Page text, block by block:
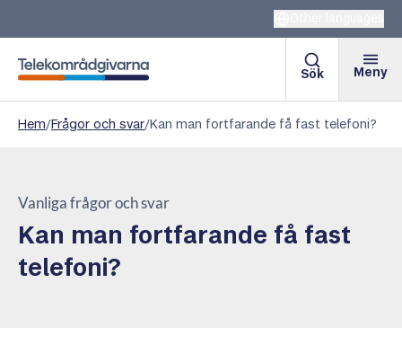
Telekområdgivarna
Sök Meny
Hem/Frågor och svar/Kan man fortfarande få fast telefoni?
Vanliga frågor och svar
Kan man fortfarande få fast
telefoni?